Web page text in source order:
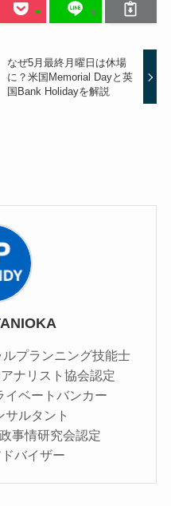
なぜ5月最終月曜日は休場
に？米国Memorial Dayと英
国Bank Holidayを解説
プランニング技能士
ナリスト協会認定
イベートバンカー
サルタント
事情研究会認定
バイザー